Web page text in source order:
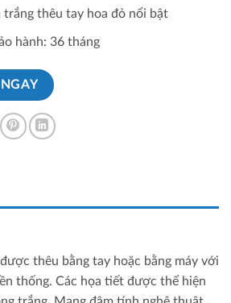
trắng thêu tay hoa đỏ nổi bật
hành: 36 tháng
thêu bằng tay hoặc bằng máy với
thống. Các họa tiết được thể hiện